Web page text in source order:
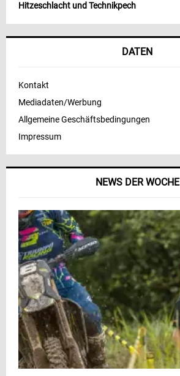
NEWS DER WOCHE
Hitzeschlacht und Technikpech
DATEN
Kontakt
Mediadaten/Werbung
Allgemeine Geschäftsbedingungen
Impressum